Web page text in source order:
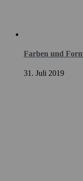
Farben und
31. Juli 2019